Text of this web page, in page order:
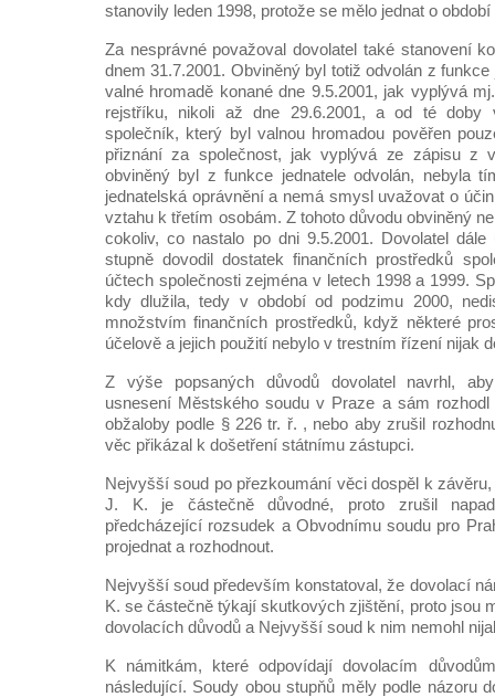
stanovily leden 1998, protože se mělo jednat o
Za nesprávné považoval dovolatel také stanovení
dnem 31.7.2001. Obviněný byl totiž odvolán z
valné hromadě konané dne 9.5.2001, jak vyplývá
rejstříku, nikoli až dne 29.6.2001, a od té doby
společník, který byl valnou hromadou pověřen
přiznání za společnost, jak vyplývá ze zápisu z
obviněný byl z funkce jednatele odvolán, nebyla
jednatelská oprávnění a nemá smysl uvažovat o
vztahu k třetím osobám. Z tohoto důvodu obviněný
cokoliv, co nastalo po dni 9.5.2001. Dovolatel
stupně dovodil dostatek finančních prostředků
účtech společnosti zejména v letech 1998 a 1999.
kdy dlužila, tedy v období od podzimu 2000,
množstvím finančních prostředků, když některé
účelově a jejich použití nebylo v trestním řízení nijak
Z výše popsaných důvodů dovolatel navrhl,
usnesení Městského soudu v Praze a sám rozhodl
obžaloby podle § 226 tr. ř. , nebo aby zrušil
věc přikázal k došetření státnímu zástupci.
Nejvyšší soud po přezkoumání věci dospěl k
J. K. je částečně důvodné, proto zrušil
předcházející rozsudek a Obvodnímu soudu pro
projednat a rozhodnout.
Nejvyšší soud především konstatoval, že dovolací
K. se částečně týkají skutkových zjištění, proto jsou
dovolacích důvodů a Nejvyšší soud k nim nemohl
K námitkám, které odpovídají dovolacím
následující. Soudy obou stupňů měly podle názoru